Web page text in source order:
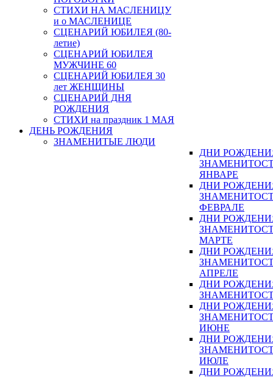
СТИХИ НА МАСЛЕНИЦУ
и о МАСЛЕНИЦЕ
СЦЕНАРИЙ ЮБИЛЕЯ (80-
летие)
СЦЕНАРИЙ ЮБИЛЕЯ
МУЖЧИНЕ 60
СЦЕНАРИЙ ЮБИЛЕЯ 30
лет ЖЕНЩИНЫ
СЦЕНАРИЙ ДНЯ
РОЖДЕНИЯ
СТИХИ на праздник 1 МАЯ
ДЕНЬ РОЖДЕНИЯ
ЗНАМЕНИТЫЕ ЛЮДИ
ДНИ
ЯНВАРЕ
ДНИ
ФЕВРАЛЕ
ДНИ
МАРТЕ
ДНИ
АПРЕЛЕ
ДНИ
ДНИ
ИЮНЕ
ДНИ
ИЮЛЕ
ДНИ